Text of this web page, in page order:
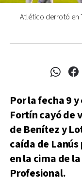
Atlético derrotó en
Por la fecha 9
Fortín cayó de
de Benítez y
caída de
en la cima de
Profesional.